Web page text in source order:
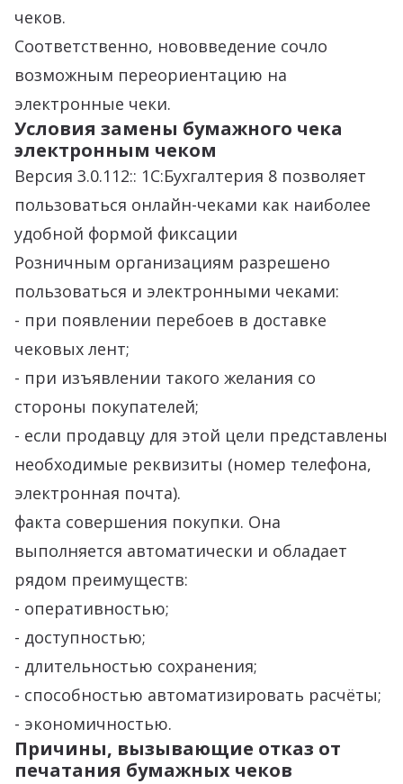
чеков.
Соответственно, нововведение сочло
возможным переориентацию на
электронные чеки.
Условия замены бумажного чека
электронным чеком
Версия 3.0.112:: 1С:Бухгалтерия 8 позволяет
пользоваться онлайн-чеками как наиболее
удобной формой фиксации
Розничным организациям разрешено
пользоваться и электронными чеками:
- при появлении перебоев в доставке
чековых лент;
- при изъявлении такого желания со
стороны покупателей;
- если продавцу для этой цели представлены
необходимые реквизиты (номер телефона,
электронная почта).
факта совершения покупки. Она
выполняется автоматически и обладает
рядом преимуществ:
- оперативностью;
- доступностью;
- длительностью сохранения;
- способностью автоматизировать расчёты;
- экономичностью.
Причины, вызывающие отказ от
печатания бумажных чеков